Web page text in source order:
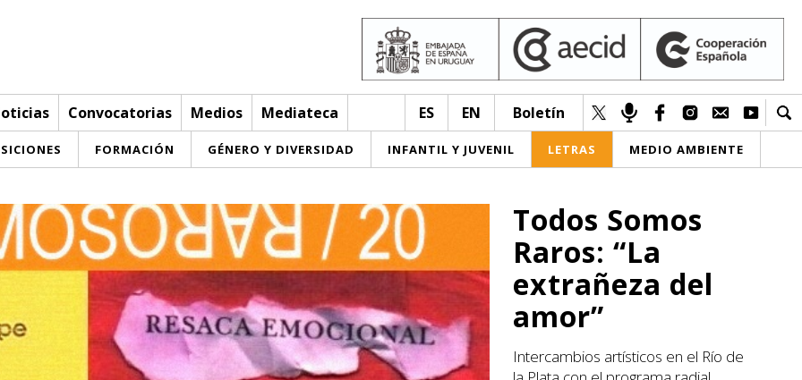
Convocatorias Medios Mediateca ES EN Boletín
FORMACIÓN GÉNERO Y DIVERSIDAD INFANTIL Y JUVENIL LETRAS MEDIO AMBIENTE
Todos Somos
Raros: “La
extrañeza del
amor”
Intercambios artísticos en el Río de